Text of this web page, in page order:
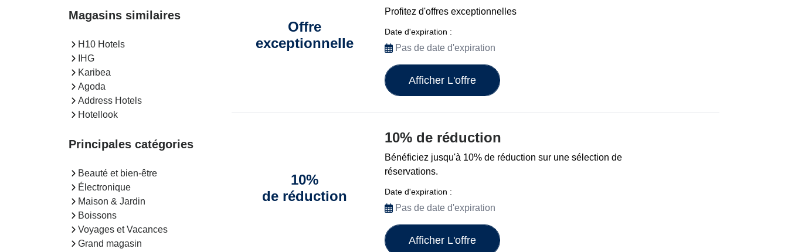
Magasins similaires
H10 Hotels
IHG
Karibea
Agoda
Address Hotels
Hotellook
Principales catégories
Beauté et bien-être
Électronique
Maison & Jardin
Boissons
Voyages et Vacances
Grand magasin
Offre
exceptionnelle
Profitez d'offres exceptionnelles
Date d'expiration :
Pas de date d'expiration
Afficher L'offre
10%
de réduction
10% de réduction
Bénéficiez jusqu'à 10% de réduction sur une sélection de
réservations.
Date d'expiration :
Pas de date d'expiration
Afficher L'offre